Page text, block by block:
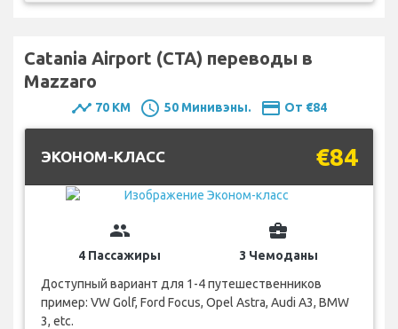
Catania Airport (CTA) переводы в
Mazzaro
timeline 70 KM schedule 50 Минивэны. payment От €84
ЭКОНОМ-КЛАСС €84
group
4 Пассажиры
business_center
3 Чемоданы
Доступный вариант для 1-4 путешественников
пример: VW Golf, Ford Focus, Opel Astra, Audi A3, BMW
3, etc.